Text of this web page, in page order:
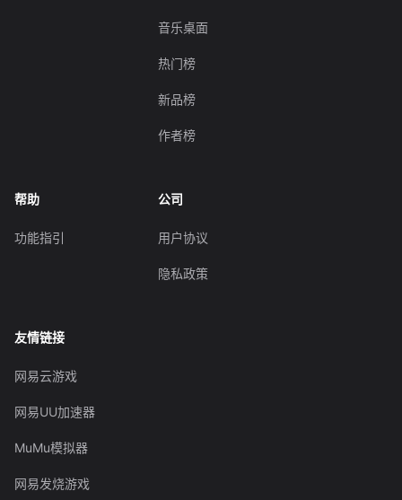
音乐桌面
热门榜
新品榜
作者榜
帮助
功能指引
公司
用户协议
隐私政策
友情链接
网易云游戏
网易UU加速器
MuMu模拟器
网易发烧游戏